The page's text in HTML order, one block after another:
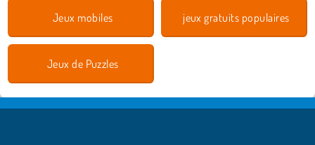
Jeux mobiles jeux gratuits populaires
Jeux de Puzzles